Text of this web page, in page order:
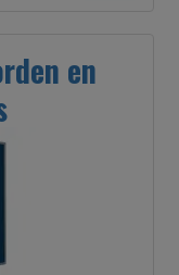
en